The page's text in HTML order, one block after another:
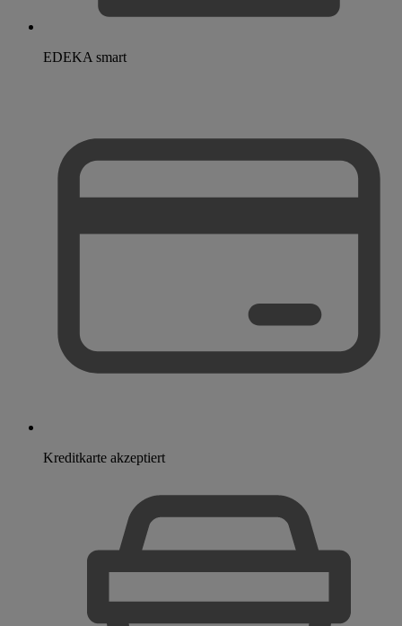
EDEKA smart
Kreditkarte akzeptiert